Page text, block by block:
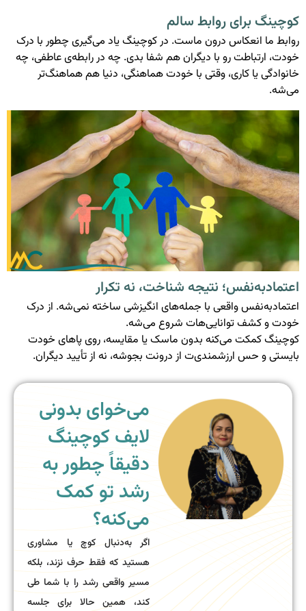
کوچینگ برای روابط سالم
روابط ما انعکاس درون ماست. در کوچینگ یاد می‌گیری چطور با درک
خودت، ارتباطت رو با دیگران هم شفا بدی. چه در رابطه‌ی عاطفی، چه
خانوادگی یا کاری، وقتی با خودت هماهنگی، دنیا هم هماهنگ‌تر
می‌شه.
اعتمادبه‌نفس؛ نتیجه شناخت، نه تکرار
اعتمادبه‌نفس واقعی با جمله‌های انگیزشی ساخته نمی‌شه. از درک
خودت و کشف توانایی‌هات شروع می‌شه.
کوچینگ کمکت می‌کنه بدون ماسک یا مقایسه، روی پاهای خودت
بایستی و حس ارزشمندی‌ت از درونت بجوشه، نه از تأیید دیگران.
می‌خوای بدونی
لایف کوچینگ
دقیقاً چطور به
رشد تو کمک
می‌کنه؟
اگر به‌دنبال کوچ یا مشاوری
هستید که فقط حرف نزند، بلکه
مسیر واقعی رشد را با شما طی
کند، همین حالا برای جلسه